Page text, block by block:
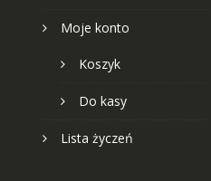
Moje konto
Koszyk
Do kasy
Lista życzeń